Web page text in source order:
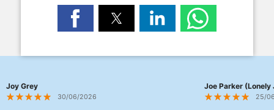
Joy Grey
30/06/2026
Joe Parker (Lonely
25/